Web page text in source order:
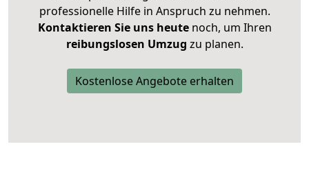
professionelle Hilfe in Anspruch zu nehmen.
Kontaktieren Sie uns heutenoch, um Ihren
reibungslosen Umzug zu planen.
Kostenlose Angebote erhalten